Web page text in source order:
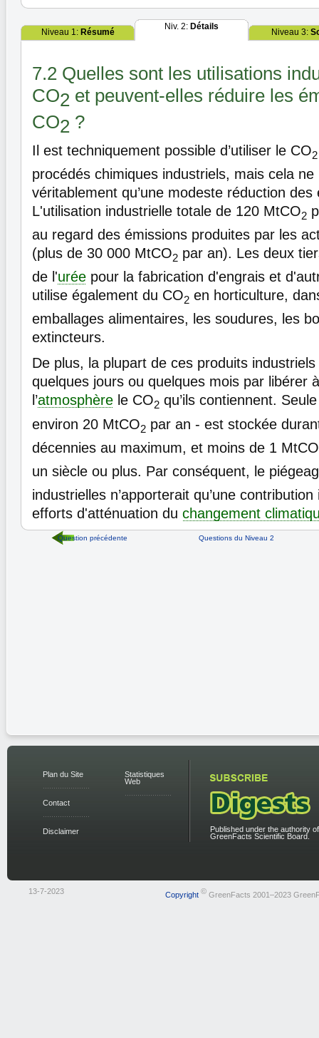
Niveau 1: Résumé
Niv. 2: Détails
Niveau 3:
7.2 Quelles sont les utilisations
CO2 et peuvent-elles réduire les
CO2 ?
Il est techniquement possible d’utiliser le CO2
procédés chimiques industriels, mais cela
véritablement qu’une modeste réduction des
L'utilisation industrielle totale de 120 MtCO2
au regard des émissions produites par les
(plus de 30 000 MtCO2 par an). Les deux
de l'urée pour la fabrication d'engrais et
utilise également du CO2 en horticulture,
emballages alimentaires, les soudures, les
extincteurs.
De plus, la plupart de ces produits
quelques jours ou quelques mois par libérer
l’atmosphère le CO2 qu’ils contiennent.
environ 20 MtCO2 par an - est stockée
décennies au maximum, et moins de 1 MtCO
un siècle ou plus. Par conséquent, le
industrielles n’apporterait qu’une
efforts d'atténuation du changement
Question précédente Questions du Niveau 2
Plan du Site
Contact
Disclaimer
Statistiques
Web
Published under the authority
GreenFacts Scientific Board.
13-7-2023 Copyright ©GreenFacts 2001–2023